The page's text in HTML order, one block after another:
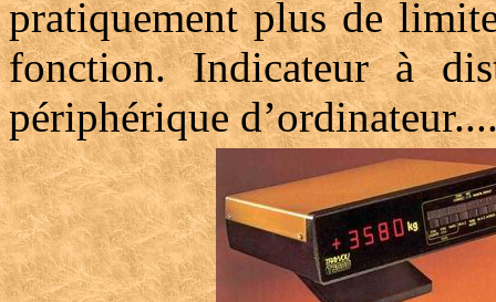
pratiquement plus de
fonction. Indicateur à
périphérique